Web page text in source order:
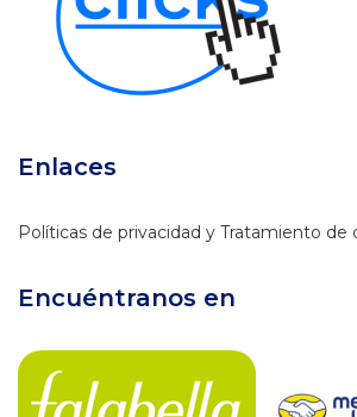
Enlaces
Políticas de privacidad y Tratamiento de
Encuéntranos en